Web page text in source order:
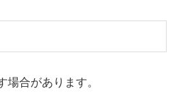
場合があります。